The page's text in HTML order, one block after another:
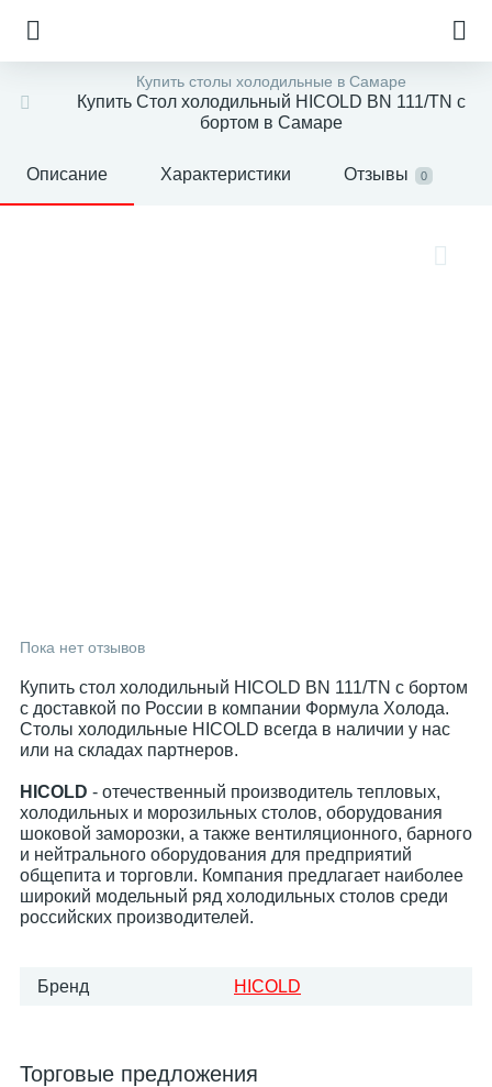
Купить столы холодильные в Самаре
Купить Стол холодильный HICOLD BN 111/TN с
бортом в Самаре
Описание Характеристики Отзывы 0
Пока нет отзывов
Купить стол холодильный HICOLD BN 111/TN с бортом
с доставкой по России в компании Формула Холода.
Столы холодильные HICOLD всегда в наличии у нас
или на складах партнеров.
HICOLD - отечественный производитель тепловых,
холодильных и морозильных столов, оборудования
шоковой заморозки, а также вентиляционного, барного
и нейтрального оборудования для предприятий
общепита и торговли. Компания предлагает наиболее
широкий модельный ряд холодильных столов среди
российских производителей.
Бренд HICOLD
Торговые предложения